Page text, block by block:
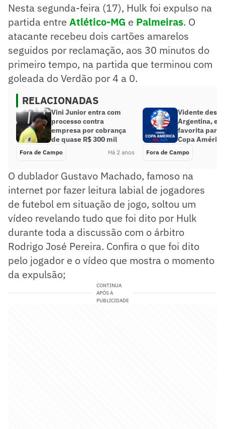
Nesta segunda-feira (17), Hulk foi expulso na
partida entre Atlético-MG e Palmeiras. O
atacante recebeu dois cartões amarelos
seguidos por reclamação, aos 30 minutos do
primeiro tempo, na partida que terminou com
goleada do Verdão por 4 a 0.
RELACIONADAS
Vini Junior entra com
processo contra
empresa por cobrança
de quase R$ 300 mil
Fora de Campo Há 2 anos
Vidente
Argentina, e
favorita para
Copa América
Fora de Campo
O dublador Gustavo Machado, famoso na
internet por fazer leitura labial de jogadores
de futebol em situação de jogo, soltou um
vídeo revelando tudo que foi dito por Hulk
durante toda a discussão com o árbitro
Rodrigo José Pereira. Confira o que foi dito
pelo jogador e o vídeo que mostra o momento
da expulsão;
CONTINUA
APÓS A
PUBLICIDADE